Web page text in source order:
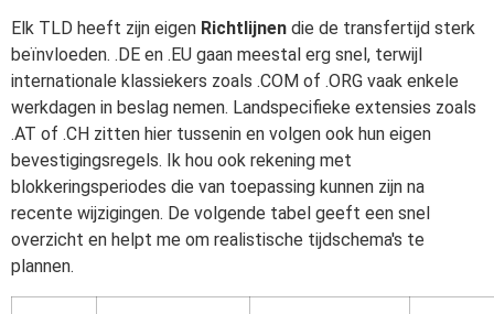
Elk TLD heeft zijn eigen Richtlijnen die de transfertijd sterk
beïnvloeden. .DE en .EU gaan meestal erg snel, terwijl
internationale klassiekers zoals .COM of .ORG vaak enkele
werkdagen in beslag nemen. Landspecifieke extensies zoals
.AT of .CH zitten hier tussenin en volgen ook hun eigen
bevestigingsregels. Ik hou ook rekening met
blokkeringsperiodes die van toepassing kunnen zijn na
recente wijzigingen. De volgende tabel geeft een snel
overzicht en helpt me om realistische tijdschema's te
plannen.